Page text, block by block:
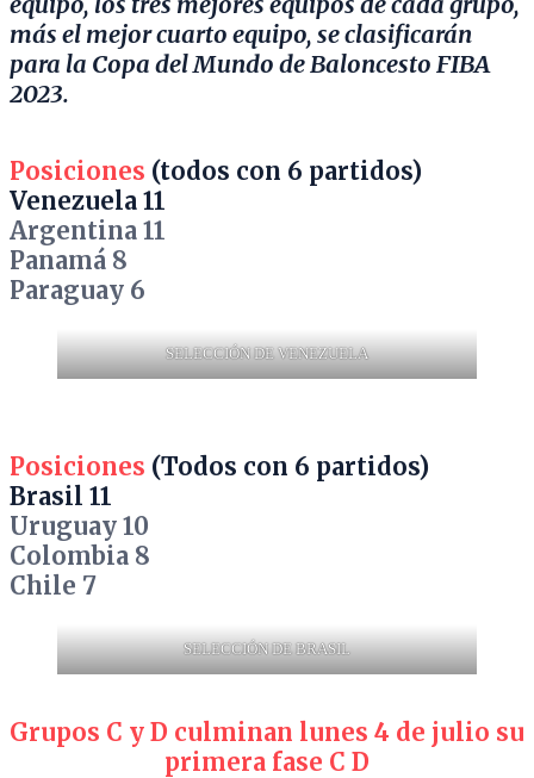
más el mejor cuarto equipo, se clasificarán
para la Copa del Mundo de Baloncesto FIBA ​​
2023.
Posiciones (todos con 6 partidos)
Venezuela 11
Argentina 11
Panamá 8
Paraguay 6
SELECCIÓN DE VENEZUELA
Posiciones (Todos con 6 partidos)
Brasil 11
Uruguay 10
Colombia 8
Chile 7
SELECCIÓN DE BRASIL
Grupos C y D culminan lunes 4 de julio su
primera fase C D